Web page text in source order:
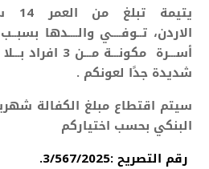
الاردن، تــوفــــي والــــدها
أســـرة مكونـــة مـــن 3 افراد بـــلا معيــــل.....
شديدة جدًا لعونكم .
سيتم اقتطاع مبلغ الكفالة
البنكي بحسب اختياركم
رقم التصريح :3/567/2025.